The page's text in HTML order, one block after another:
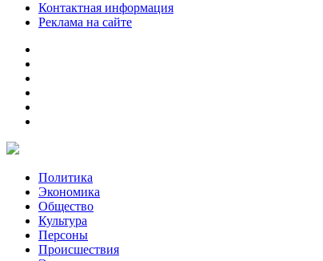
Контактная информация
Реклама на сайте
Политика
Экономика
Общество
Культура
Персоны
Происшествия